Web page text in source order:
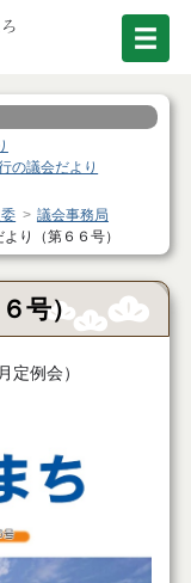
の議会だより
議会事務局
り（第６６号）
号）
定例会）